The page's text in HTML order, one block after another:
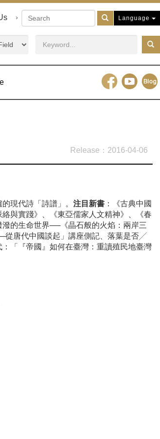
Language
2016-04-06
現代詩「詩譜」。 注目新書 ：《古典中國
絡與實踐》、《東亞儒家人文精神》、《春
潑的生命世界──《晶石般的火焰：兩岸三
從唐代中國談起」講座側記、落葉是否╱
「『帝國』如何在臺灣：重讀殖民地臺灣